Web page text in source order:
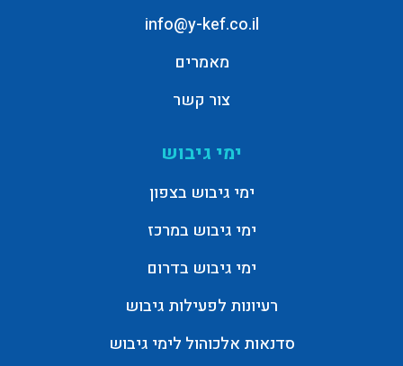
info@y-kef.co.il
מאמרים
צור קשר
ימי גיבוש
ימי גיבוש בצפון
ימי גיבוש במרכז
ימי גיבוש בדרום
רעיונות לפעילות גיבוש
סדנאות אלכוהול לימי גיבוש